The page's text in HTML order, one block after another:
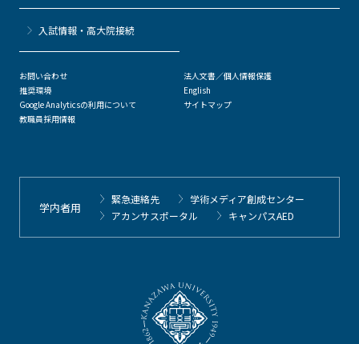
⼊試情報・高大院接続
お問い合わせ
推奨環境
Google Analyticsの利用について
教職員採用情報
法人文書／個人情報保護
English
サイトマップ
学内者用
緊急連絡先
学術メディア創成センター
アカンサスポータル
キャンパスAED